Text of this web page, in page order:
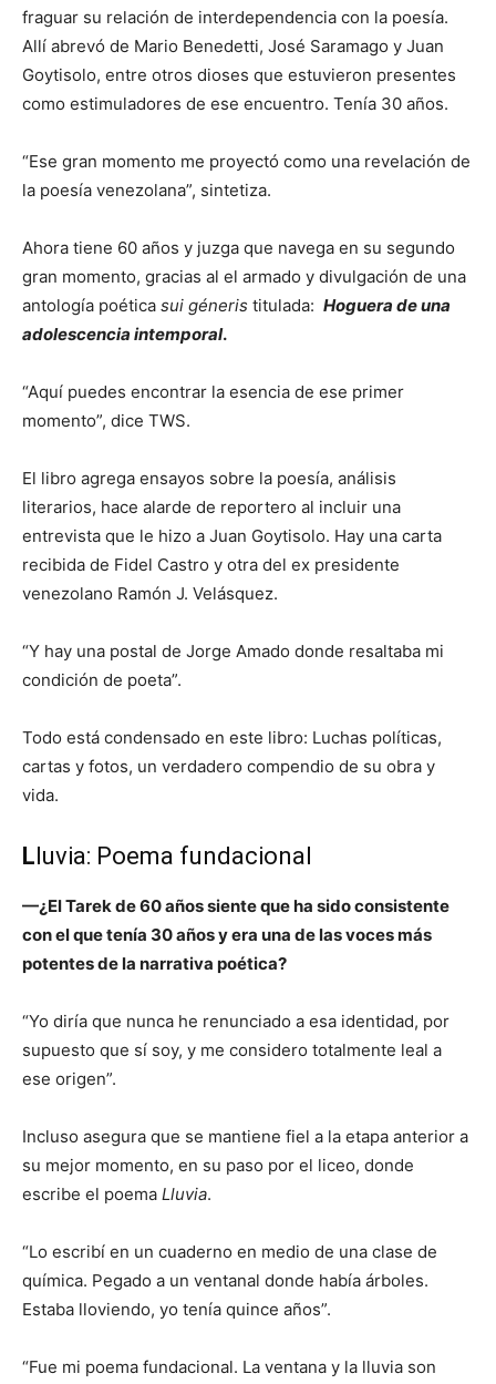
fraguar su relación de interdependencia con la poesía.
Allí abrevó de Mario Benedetti, José Saramago y Juan
Goytisolo, entre otros dioses que estuvieron presentes
como estimuladores de ese encuentro. Tenía 30 años.
“Ese gran momento me proyectó como una revelación de
la poesía venezolana”, sintetiza.
Ahora tiene 60 años y juzga que navega en su segundo
gran momento, gracias al el armado y divulgación de una
antología poética sui géneris titulada: Hoguera de una
adolescencia intemporal.
“Aquí puedes encontrar la esencia de ese primer
momento”, dice TWS.
El libro agrega ensayos sobre la poesía, análisis
literarios, hace alarde de reportero al incluir una
entrevista que le hizo a Juan Goytisolo. Hay una carta
recibida de Fidel Castro y otra del ex presidente
venezolano Ramón J. Velásquez.
“Y hay una postal de Jorge Amado donde resaltaba mi
condición de poeta”.
Todo está condensado en este libro: Luchas políticas,
cartas y fotos, un verdadero compendio de su obra y
vida.
Lluvia: Poema fundacional
—¿El Tarek de 60 años siente que ha sido consistente
con el que tenía 30 años y era una de las voces más
potentes de la narrativa poética?
“Yo diría que nunca he renunciado a esa identidad, por
supuesto que sí soy, y me considero totalmente leal a
ese origen”.
Incluso asegura que se mantiene fiel a la etapa anterior a
su mejor momento, en su paso por el liceo, donde
escribe el poema Lluvia.
“Lo escribí en un cuaderno en medio de una clase de
química. Pegado a un ventanal donde había árboles.
Estaba lloviendo, yo tenía quince años”.
“Fue mi poema fundacional. La ventana y la lluvia son